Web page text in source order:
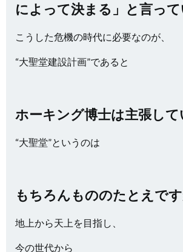
によって決まる」と言って
こうした危機の時代に必要なのが、
“大聖堂建設計画”であると
ホーキング博士は主張して
“大聖堂”というのは
もちろんもののたとえです
地上から天上を目指し、
今の世代から